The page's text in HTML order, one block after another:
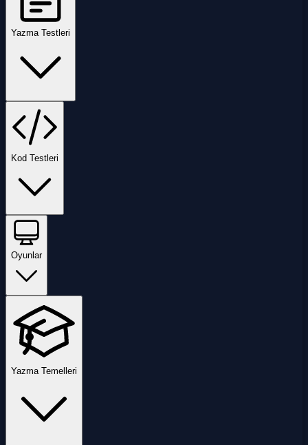
Yazma Testleri
Kod Testleri
Oyunlar
Yazma Temelleri